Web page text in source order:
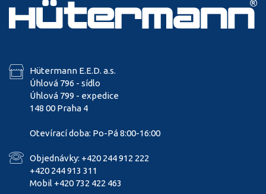
Hütermann E.E.D. a.s.
Úhlová 796 - sídlo
Úhlová 799 - expedice
148 00 Praha 4
Otevírací doba: Po-Pá 8:00-16:00
Objednávky: +420 244 912 222
+420 244 913 311
Mobil +420 732 422 463